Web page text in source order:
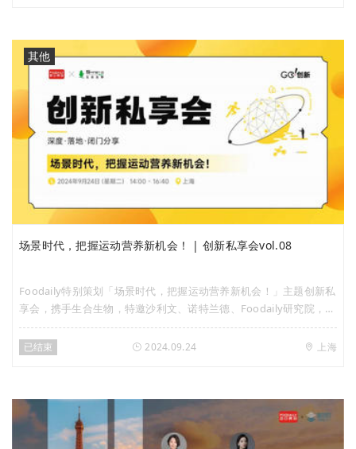
其他
场景时代，把握运动营养新机会！ | 创新私享会vol.08
Foodaily特别策划「场景时代，把握运动营养新机会！」主题创新私
享会，携手生合生物，特邀沙利文、诺特兰德、Foodaily研究院，分
享关于运动营养市场的消费洞察、全球趋势、创新解决方案、场景营
销策略等，并将围绕主题进行全球创新产品的品鉴和共创互动，共同
已结束 2024.09.24 上海